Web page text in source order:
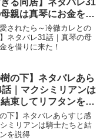
親は真琴にお金を借
愛されたら～冷徹カレとの
ネタバレ31話｜真琴の母
を借りに来た！
樹の下】ネタバレあら
｜マクシミリアンは
束してリフタンを説
の下】ネタバレあらすじ感
ミリアンは騎士たちと結
を説得